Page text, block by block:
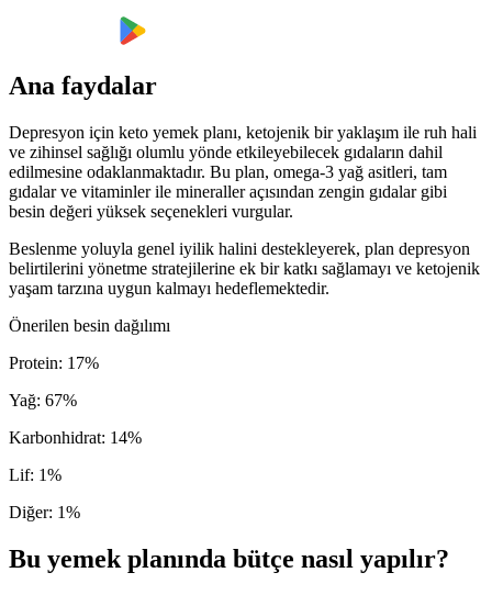
Ana faydalar
Depresyon için keto yemek planı, ketojenik bir yaklaşım ile ruh hali
ve zihinsel sağlığı olumlu yönde etkileyebilecek gıdaların dahil
edilmesine odaklanmaktadır. Bu plan, omega-3 yağ asitleri, tam
gıdalar ve vitaminler ile mineraller açısından zengin gıdalar gibi
besin değeri yüksek seçenekleri vurgular.
Beslenme yoluyla genel iyilik halini destekleyerek, plan depresyon
belirtilerini yönetme stratejilerine ek bir katkı sağlamayı ve ketojenik
yaşam tarzına uygun kalmayı hedeflemektedir.
Önerilen besin dağılımı
Protein: 17%
Yağ: 67%
Karbonhidrat: 14%
Lif: 1%
Diğer: 1%
Bu yemek planında bütçe nasıl yapılır?